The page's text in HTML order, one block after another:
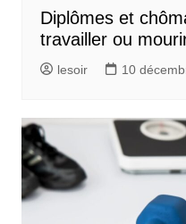
Diplômes et
travailler ou
lesoir 10